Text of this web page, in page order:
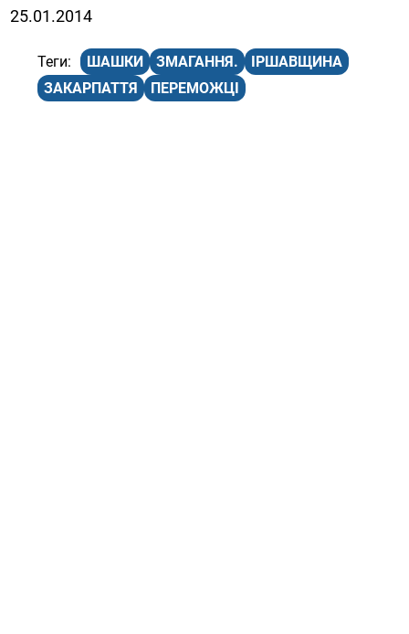
25.01.2014
ШАШКИ ЗМАГАННЯ.
ІРШАВЩИНА
ЗАКАРПАТТЯ
ПЕРЕМОЖЦІ